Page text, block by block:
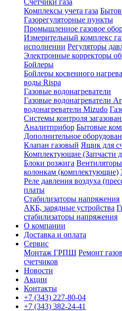
Счетчики газа
Комплексы учета газа
Газорегуляторные пункты
Промышленное газовое
Измерительный комплекс
исполнении Регуляторы
Электронные корректоры
Бойлеры
Бойлеры косвенного нагрева
воды Rispa
Газовые водонагреватели
Газовые водонагреватели
водонагреватели Mizudo
Системы контроля
Аналитприбор Бытовые
Дополнительное
Клапан газовый Ящик для
Комплектующие (Запчасти
Блоки розжига Вентиляторы
колонкам (комплектующие)
Реле давления воздуха
платы
Стабилизаторы напряжения
АКБ, зарядные устройства
стабилизаторы напряжения
О компании
Доставка и оплата
Сервис
Монтаж ГРПШ Ремонт
счетчиков
Новости
Акции
Контакты
+7 (343) 227-80-04
+7 (343) 382-24-41